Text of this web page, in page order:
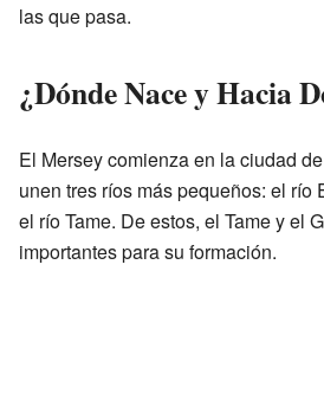
las que pasa.
¿Dónde Nace y Hacia
El Mersey comienza en la ciudad de
unen tres ríos más pequeños: el río
el río Tame. De estos, el Tame y el
importantes para su formación.